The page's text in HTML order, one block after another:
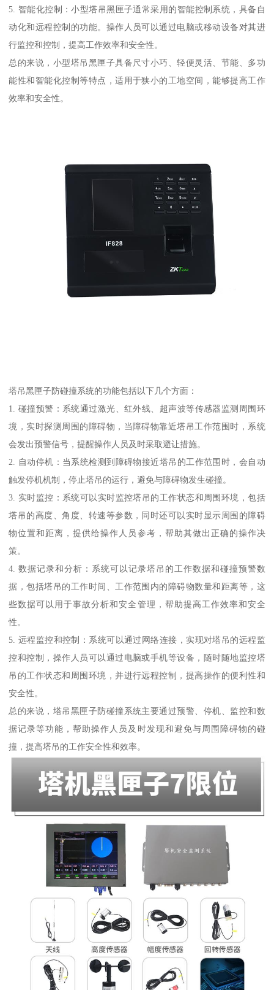
5. 智能化控制：小型塔吊黑匣子通常采用的智能控制系统，具备自
动化和远程控制的功能。操作人员可以通过电脑或移动设备对其进
行监控和控制，提高工作效率和安全性。
总的来说，小型塔吊黑匣子具备尺寸小巧、轻便灵活、节能、多功
能性和智能化控制等特点，适用于狭小的工地空间，能够提高工作
效率和安全性。
塔吊黑匣子防碰撞系统的功能包括以下几个方面：
1. 碰撞预警：系统通过激光、红外线、超声波等传感器监测周围环
境，实时探测周围的障碍物，当障碍物靠近塔吊工作范围时，系统
会发出预警信号，提醒操作人员及时采取避让措施。
2. 自动停机：当系统检测到障碍物接近塔吊的工作范围时，会自动
触发停机机制，停止塔吊的运行，避免与障碍物发生碰撞。
3. 实时监控：系统可以实时监控塔吊的工作状态和周围环境，包括
塔吊的高度、角度、转速等参数，同时还可以实时显示周围的障碍
物位置和距离，提供给操作人员参考，帮助其做出正确的操作决
策。
4. 数据记录和分析：系统可以记录塔吊的工作数据和碰撞预警数
据，包括塔吊的工作时间、工作范围内的障碍物数量和距离等，这
些数据可以用于事故分析和安全管理，帮助提高工作效率和安全
性。
5. 远程监控和控制：系统可以通过网络连接，实现对塔吊的远程监
控和控制，操作人员可以通过电脑或手机等设备，随时随地监控塔
吊的工作状态和周围环境，并进行远程控制，提高操作的便利性和
安全性。
总的来说，塔吊黑匣子防碰撞系统主要通过预警、停机、监控和数
据记录等功能，帮助操作人员及时发现和避免与周围障碍物的碰
撞，提高塔吊的工作安全性和效率。